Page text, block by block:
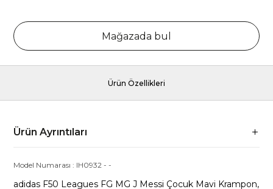
Mağazada bul
Ürün Özellikleri
Ürün Ayrıntıları
Model Numarası : IH0932 --
adidas F50 Leagues FG MG J Messi Çocuk Mavi Krampon,